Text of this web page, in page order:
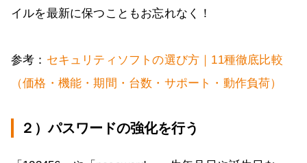
イルを最新に保つこともお忘れなく！
参考： セキュリティソフトの選び方｜11種徹底比較
（価格・機能・期間・台数・サポート・動作負荷）
２）パスワードの強化を行う